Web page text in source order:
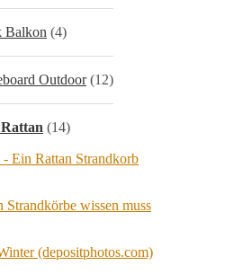
Balkon (4)
Outdoor (12)
(14)
Strandkörbe wissen muss